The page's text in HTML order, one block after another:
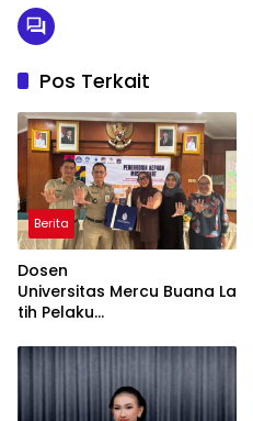
Pos Terkait
Berita
Dosen
Universitas Mercu Buana La
tih Pelaku
Lewat Kemasan